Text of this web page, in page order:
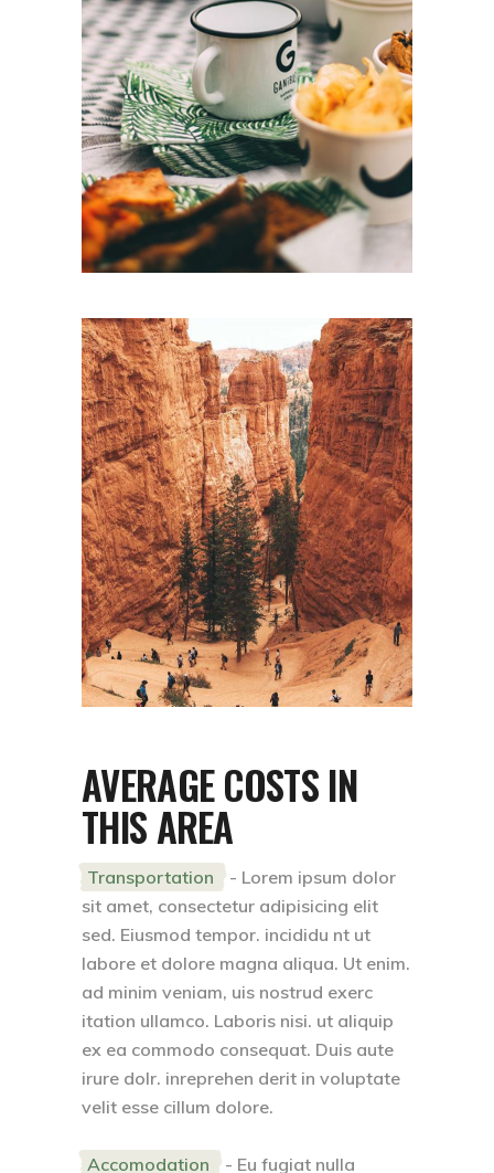
AVERAGE COSTS IN
THIS AREA
Transportation - Lorem ipsum dolor
sit amet, consectetur adipisicing elit
sed. Eiusmod tempor. incididu nt ut
labore et dolore magna aliqua. Ut enim.
ad minim veniam, uis nostrud exerc
itation ullamco. Laboris nisi. ut aliquip
ex ea commodo consequat. Duis aute
irure dolr. inreprehen derit in voluptate
velit esse cillum dolore.
Accomodation - Eu fugiat nulla